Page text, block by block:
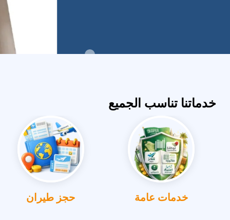
خدماتنا تناسب الجميع
خدمات عامة حجز طيران